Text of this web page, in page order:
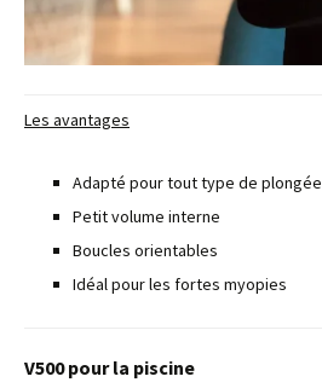
Les avantages
Adapté pour tout type de plongée
Petit volume interne
Boucles orientables
Idéal pour les fortes myopies
V500 pour la piscine